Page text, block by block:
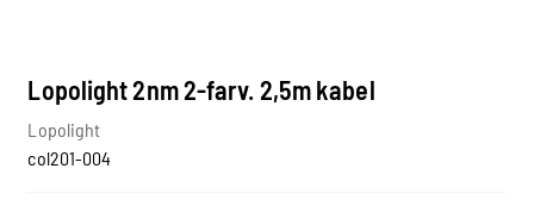
Lopolight 2nm 2-farv. 2,5m kabel
Lopolight
col201-004